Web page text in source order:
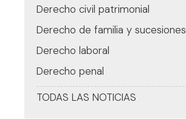
TODAS LAS NOTICIAS
Derecho civil patrimonial
Derecho de familia y sucesiones
Derecho laboral
Derecho penal